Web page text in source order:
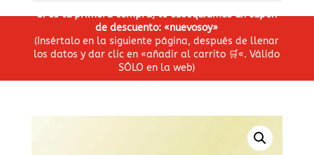
Si es tu primera compra, te obsequiamos un cupón
de descuento: «nuevosoy»
(Insértalo en la siguiente página, después de llenar
los datos y dar clic en «añadir al carrito 🛒«. Válido
SÓLO en la web)